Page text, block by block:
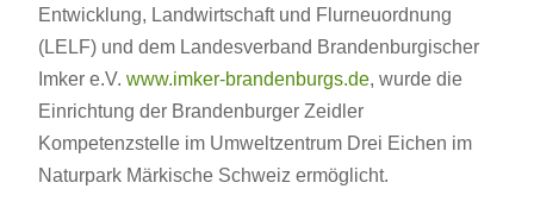
Entwicklung, Landwirtschaft und Flurneuordnung
(LELF) und dem Landesverband Brandenburgischer
Imker e.V. www.imker-brandenburgs.de, wurde die
Einrichtung der Brandenburger Zeidler
Kompetenzstelle im Umweltzentrum Drei Eichen im
Naturpark Märkische Schweiz ermöglicht.